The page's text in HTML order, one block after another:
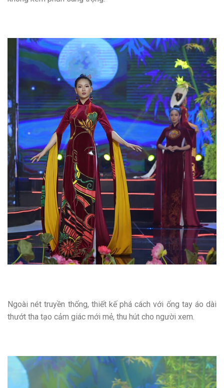
Ngoài nét truyền thống, thiết kế phá cách với ống tay áo dài
thướt tha tạo cảm giác mới mẻ, thu hút cho người xem.